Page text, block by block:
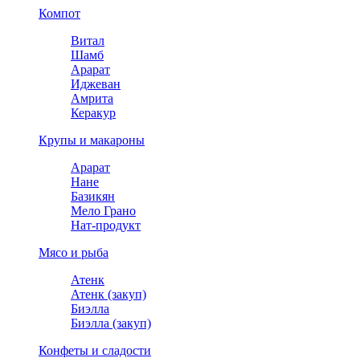
Компот
Витал
Шамб
Арарат
Иджеван
Амрита
Керакур
Крупы и макароны
Арарат
Нане
Базикян
Мело Грано
Нат-продукт
Мясо и рыба
Атенк
Атенк (закуп)
Биэлла
Биэлла (закуп)
Конфеты и сладости